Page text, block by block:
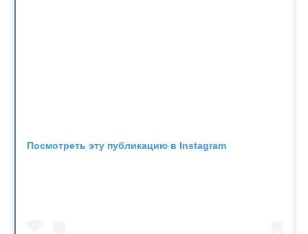
Посмотреть эту публикацию в Instagram